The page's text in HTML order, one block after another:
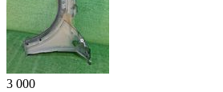
3 000